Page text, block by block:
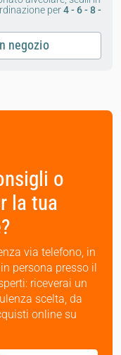
per4 - 6 - 8 -
negozio
o
la tua
via telefono, in
persona presso il
riceverai un
scelta, da
online su